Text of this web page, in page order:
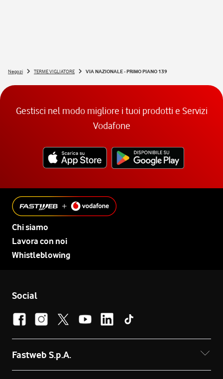
Negozi TERME VIGLIATORE VIA NAZIONALE - PRIMO PIANO 139
Gestisci nel modo migliore i tuoi prodotti e Servizi
Vodafone
Chi siamo
Lavora con noi
Whistleblowing
Social
Fastweb S.p.A.